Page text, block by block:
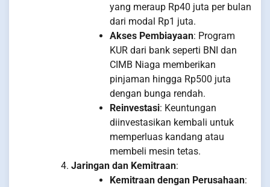
yang meraup Rp40 juta per bulan
dari modal Rp1 juta.
Akses Pembiayaan: Program
KUR dari bank seperti BNI dan
CIMB Niaga memberikan
pinjaman hingga Rp500 juta
dengan bunga rendah.
Reinvestasi: Keuntungan
diinvestasikan kembali untuk
memperluas kandang atau
membeli mesin tetas.
Jaringan dan Kemitraan:
Kemitraan dengan Perusahaan: